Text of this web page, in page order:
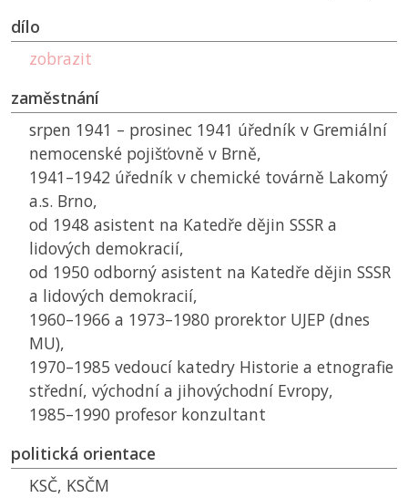
dílo
zobrazit
zaměstnání
srpen 1941 – prosinec 1941 úředník v Gremiální
nemocenské pojišťovně v Brně,
1941–1942 úředník v chemické továrně Lakomý
a.s. Brno,
od 1948 asistent na Katedře dějin SSSR a
lidových demokracií,
od 1950 odborný asistent na Katedře dějin SSSR
a lidových demokracií,
1960–1966 a 1973–1980 prorektor UJEP (dnes
MU),
1970–1985 vedoucí katedry Historie a etnografie
střední, východní a jihovýchodní Evropy,
1985–1990 profesor konzultant
politická orientace
KSČ, KSČM